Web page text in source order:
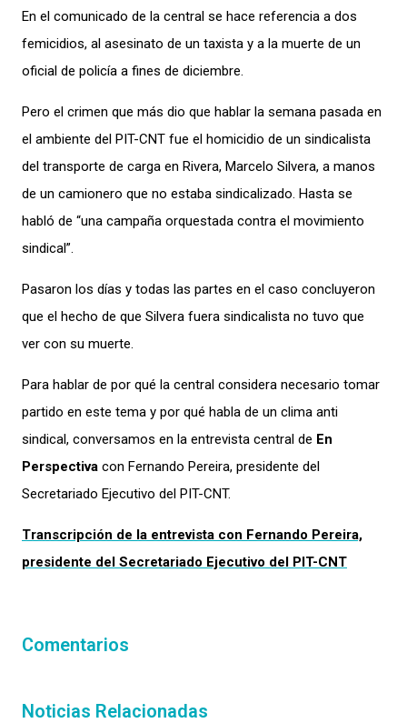
En el comunicado de la central se hace referencia a dos
femicidios, al asesinato de un taxista y a la muerte de un
oficial de policía a fines de diciembre.
Pero el crimen que más dio que hablar la semana pasada en
el ambiente del PIT-CNT fue el homicidio de un sindicalista
del transporte de carga en Rivera, Marcelo Silvera, a manos
de un camionero que no estaba sindicalizado. Hasta se
habló de “una campaña orquestada contra el movimiento
sindical”.
Pasaron los días y todas las partes en el caso concluyeron
que el hecho de que Silvera fuera sindicalista no tuvo que
ver con su muerte.
Para hablar de por qué la central considera necesario tomar
partido en este tema y por qué habla de un clima anti
sindical, conversamos en la entrevista central de En
Perspectiva con Fernando Pereira, presidente del
Secretariado Ejecutivo del PIT-CNT.
Transcripción de la entrevista con Fernando Pereira,
presidente del Secretariado Ejecutivo del PIT-CNT
Comentarios
Noticias Relacionadas